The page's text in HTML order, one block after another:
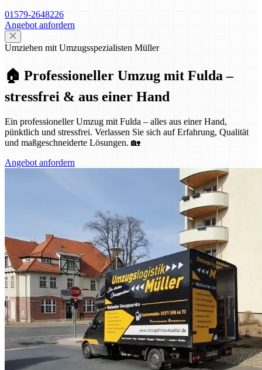
01579-2648226
Angebot anfordern
Umziehen mit Umzugsspezialisten Müller
🏠 Professioneller Umzug mit Fulda –
stressfrei & aus einer Hand
Ein professioneller Umzug mit Fulda – alles aus einer Hand,
pünktlich und stressfrei. Verlassen Sie sich auf Erfahrung, Qualität
und maßgeschneiderte Lösungen. 🏡
Angebot anfordern